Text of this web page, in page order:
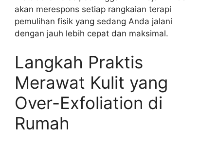
akan merespons setiap rangkaian terapi
pemulihan fisik yang sedang Anda jalani
dengan jauh lebih cepat dan maksimal.
Langkah Praktis
Merawat Kulit yang
Over-Exfoliation di
Rumah